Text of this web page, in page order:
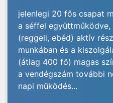
jelenlegi 20 fős csapat
a séffel
(reggeli, ebéd) aktív
munkában és a
(átlag 400 fő) magas
a vendégszám további
napi működés...